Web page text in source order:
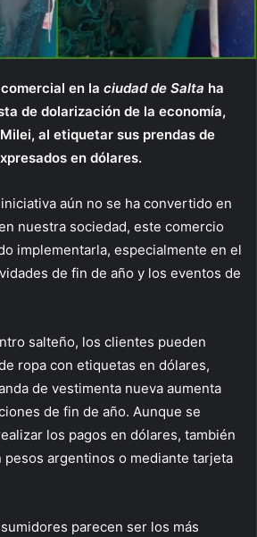
en la ciudad de Salta ha
de dolarización de la economía,
al etiquetar sus prendas de
en dólares.
aún no se ha convertido en
nuestra sociedad, este comercio
implementarla, especialmente en el
de fin de año y los eventos de
salteño, los clientes pueden
ropa con etiquetas en dólares,
de vestimenta nueva aumenta
de fin de año. Aunque se
los pagos en dólares, también
pesos argentinos o mediante tarjeta
parecen ser los más